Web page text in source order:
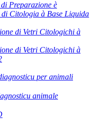
Preparazione è
Citologia à Base Liquida
di Vetri Citologichi à
di Vetri Citologichi à
per animali
animale